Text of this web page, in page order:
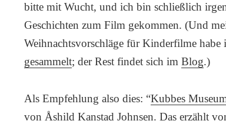
bitte mit Wucht, und ich bin schließlich
Geschichten zum Film gekommen. (Und
Weihnachtsvorschläge für Kinderfilme
gesammelt; der Rest findet sich imBlog.)
Als Empfehlung also dies: “Kubbes
von Åshild Kanstad Johnsen. Das erzählt